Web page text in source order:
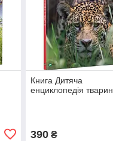
Книга Дитяча
енциклопедія тварин
390₴